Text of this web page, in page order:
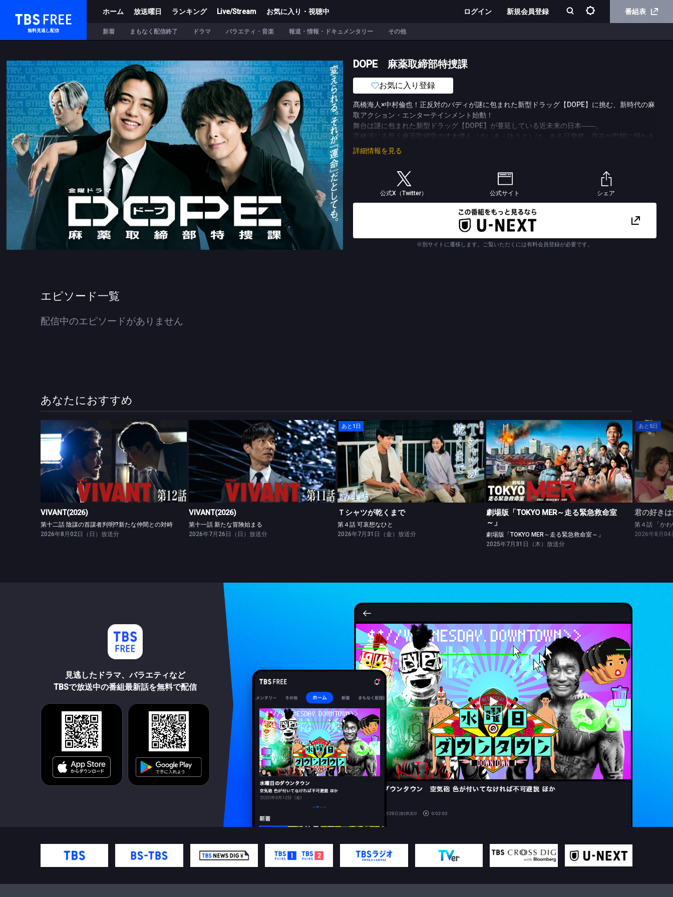
TBS FREE
無料見逃し配信
ホーム 放送曜日 ランキング Live/Stream お気に入り・視聴中 ログイン 新規会員登録 番組表
新着 まもなく配信終了 ドラマ バラエティ・音楽 報道・情報・ドキュメンタリー その他
DOPE 麻薬取締部特捜課
お気に入り登録
髙橋海人×中村倫也！正反対のバディが謎に包まれた新型ドラッグ【DOPE】に挑む、新時代の麻
取アクション・エンターテインメント始動！
舞台は謎に包まれた新型ドラッグ【DOPE】が蔓延している近未来の日本――。
髙橋演じる新人麻薬取締官の才木優人（さいき・ゆうと）は、ある日突然、存在が世間に明かさ
れていない秘匿性の高い部署・麻薬取締部特殊捜査課、通称「特捜課」へ異動となる。そこで出
会う第一印象最悪な才木の教育係・陣内鉄平（じんない・てっぺい）を演じるのは、中村倫也。
に、DOPEによって巻き起こる不可解な事件の解決に挑んでいく。そんな彼らだが、他人には言
えない“ある秘密”があって…。
元SAT隊員という経歴を持ち、特捜課の紅一点である光は自分にも他人にも厳しいストイックな
性格だが、一緒に暮らす祖母の介護と仕事の両立に悩む一面も…。
さらに、キーパーソンの１人である謎の男・ジウを井浦新が熱演！
変装が得意で神出鬼没なジウは、陣内とも度々接触し、お互い協力関係にある様子がうかがえる
詳細情報を見る
公式X（Twitter） 公式サイト シェア
※別サイトに遷移します。ご覧いただくには有料会員登録が必要です。
エピソード一覧
配信中のエピソードがありません
あなたにおすすめ
VIVANT(2026)
第十二話 陰謀の首謀者判明!?新たな仲間との対峙
VIVANT(2026)
第十二話 陰謀の首謀者判明!?新たな仲間との対峙
2026年8月02日（日）放送分
VIVANT(2026)
第十一話 新たな冒険始まる
VIVANT(2026)
第十一話 新たな冒険始まる
2026年7月26日（日）放送分
あと1日
Ｔシャツが乾くまで
第４話 可哀想なひと
Ｔシャツが乾くまで
第４話 可哀想なひと
2026年7月31日（金）放送分
劇場版「TOKYO MER～走る緊急救命室～」
劇場版「TOKYO MER～走る緊急救命室～」
劇場版「TOKYO MER～走る緊急救命室
～」
劇場版「TOKYO MER～走る緊急救命室～」
2025年7月31日（木）放送分
あと5日
君の好き
2026年8月04
見逃したドラマ、バラエティなど
TBSで放送中の番組最新話を無料で配信